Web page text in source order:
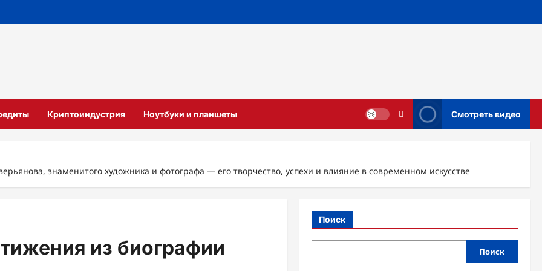
Криптоиндустрия Ноутбуки и планшеты Смотреть видео
знаменитого художника и фотографа — его творчество, успехи и влияние в современном искусстве
из биографии
Поиск
Поиск